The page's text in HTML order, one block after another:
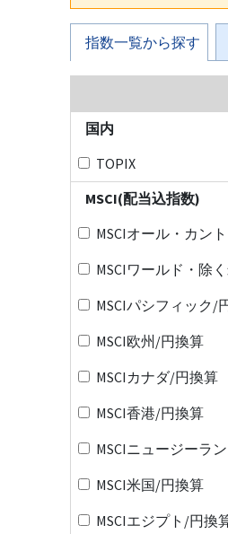
指数一覧から探す
国内
TOPIX
MSCI(配当込指数)
MSCIオール・カン
MSCIワールド・除
MSCIパシフィック/
MSCI欧州/円換算
MSCIカナダ/円換算
MSCI香港/円換算
MSCIニュージーラ
MSCI米国/円換算
MSCIエジプト/円換